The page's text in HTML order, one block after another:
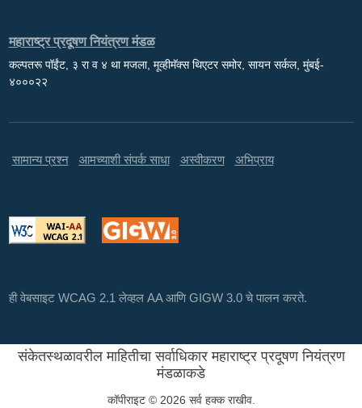
महाराष्ट्र प्रदूषण नियंत्रण मंडळ
कल्पतरू पॉईंट, ३ रा व ४ था मजला, मूव्हीमॅक्स थिएटर समोर, सायन सर्कल, मुंबई-
४०००२२
सामान्य प्रश्न आमच्याशी संपर्क साधा अस्वीकरण अभिप्राय
ही वेबसाइट WCAG 2.1 लेव्हल AA आणि GIGW 3.0 चे पालन करते.
संकेतस्थळावरील माहितीचा सर्वाधिकार महाराष्ट्र प्रदूषण नियंत्रण
मंडळाकडे
कॉपीराइट © 2026 सर्व हक्क राखीव.